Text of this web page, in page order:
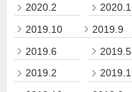
2020.2
2020.1
2019.10
2019.9
2019.6
2019.5
2019.2
2019.1